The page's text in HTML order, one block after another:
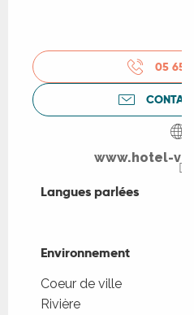
05 65
www.hotel-
Langues parlées
Langues parlées
Environnement
Environnement
Coeur de ville
Rivière